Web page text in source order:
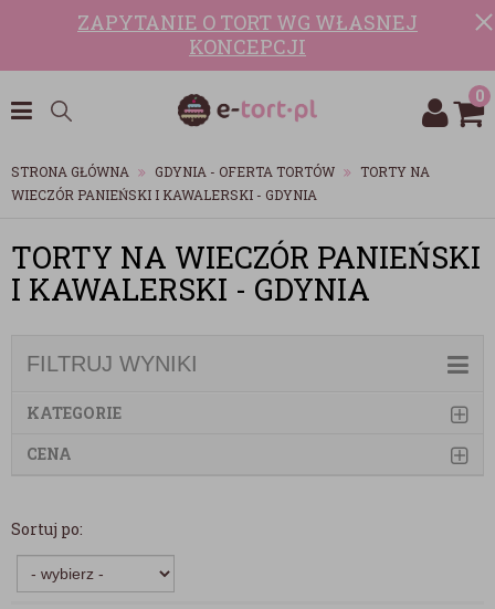
ZAPYTANIE O TORT WG WŁASNEJ
KONCEPCJI
0
STRONA GŁÓWNA GDYNIA - OFERTA TORTÓW
TORTY NA
WIECZÓR PANIEŃSKI I KAWALERSKI - GDYNIA
TORTY NA WIECZÓR PANIEŃSKI
I KAWALERSKI - GDYNIA
FILTRUJ WYNIKI
KATEGORIE
CENA
Sortuj po: